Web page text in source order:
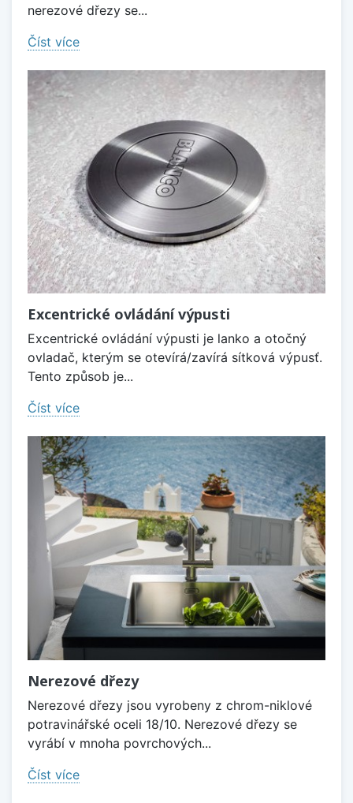
nerezové dřezy se...
Číst více
Excentrické ovládání výpusti
Excentrické ovládání výpusti je lanko a otočný
ovladač, kterým se otevírá/zavírá sítková výpusť.
Tento způsob je...
Číst více
Nerezové dřezy
Nerezové dřezy jsou vyrobeny z chrom-niklové
potravinářské oceli 18/10. Nerezové dřezy se
vyrábí v mnoha povrchových...
Číst více